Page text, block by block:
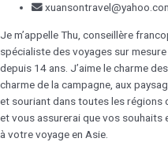
Je m’appelle Thu, conseillère
spécialiste des voyages sur
depuis 14 ans. J’aime le charme
charme de la campagne, aux
et souriant dans toutes les régions
et vous assurerai que vos souhaits
à votre voyage en Asie.